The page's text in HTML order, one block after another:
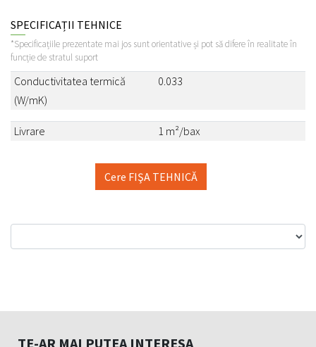
SPECIFICAȚII TEHNICE
*Specificațiile prezentate mai jos sunt orientative și pot să difere în realitate în
funcție de stratul suport
Conductivitatea termică
(W/mK)
0.033
Livrare 1 m²/bax
Cere FIŞA TEHNICĂ
TE-AR MAI PUTEA INTERESA